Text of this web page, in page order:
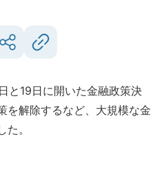
19日に開いた金融政策決
を解除するなど、大規模な金
。